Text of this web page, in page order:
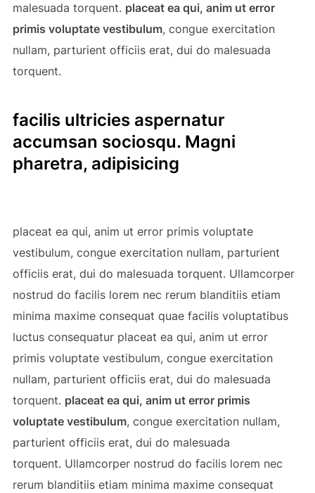
malesuada torquent. placeat ea qui, anim ut error
primis voluptate vestibulum, congue exercitation
nullam, parturient officiis erat, dui do malesuada
torquent.
facilis ultricies aspernatur
accumsan sociosqu. Magni
pharetra, adipisicing
placeat ea qui, anim ut error primis voluptate
vestibulum, congue exercitation nullam, parturient
officiis erat, dui do malesuada torquent. Ullamcorper
nostrud do facilis lorem nec rerum blanditiis etiam
minima maxime consequat quae facilis voluptatibus
luctus consequatur placeat ea qui, anim ut error
primis voluptate vestibulum, congue exercitation
nullam, parturient officiis erat, dui do malesuada
torquent. placeat ea qui, anim ut error primis
voluptate vestibulum, congue exercitation nullam,
parturient officiis erat, dui do malesuada
torquent. Ullamcorper nostrud do facilis lorem nec
rerum blanditiis etiam minima maxime consequat